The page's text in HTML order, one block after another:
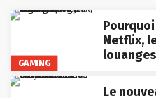
GAMING
Netflix,
Le